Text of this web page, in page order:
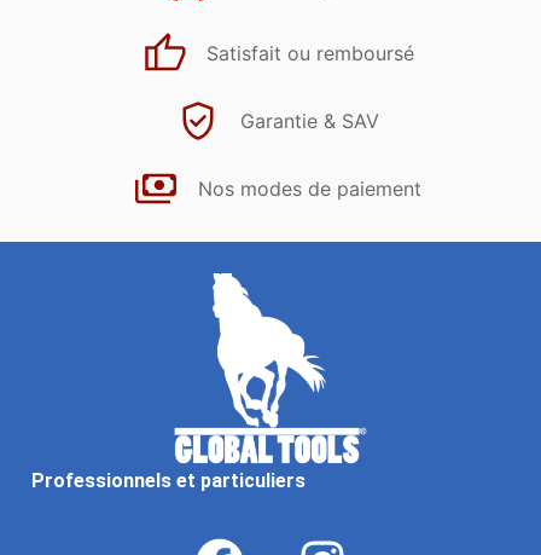
Satisfait ou remboursé
Garantie & SAV
Nos modes de paiement
Professionnels et particuliers